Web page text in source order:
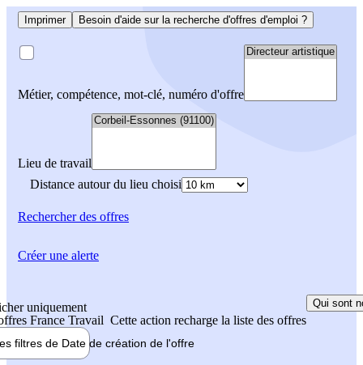
Imprimer Besoin d'aide sur la recherche d'offres d'emploi ?
Métier, compétence, mot-clé, numéro d'offre
Lieu de travail
Distance autour du lieu choisi
Rechercherdes offres
uniquement
France Travail Cette action recharge la liste des offres
Qui sont
filtres de Date de création de l'offre
Créer une alerte